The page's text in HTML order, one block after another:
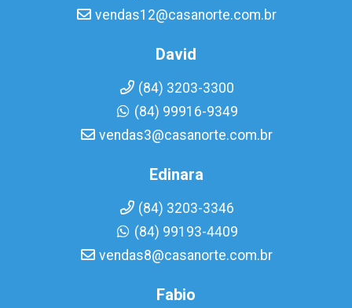
vendas12@casanorte.com.br
David
(84) 3203-3300
(84) 99916-9349
vendas3@casanorte.com.br
Edinara
(84) 3203-3346
(84) 99193-4409
vendas8@casanorte.com.br
Fabio